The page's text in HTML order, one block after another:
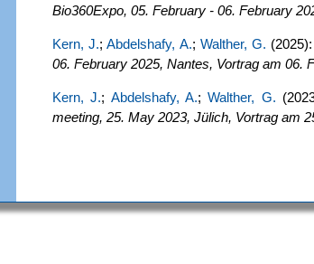
Bio360Expo, 05. February - 06. February
Kern, J.;Abdelshafy, A.; Walther, G.
06. February 2025, Nantes, Vortrag am 06.
Kern, J.; Abdelshafy, A.;Walther, G.
meeting, 25. May 2023, Jülich, Vortrag am